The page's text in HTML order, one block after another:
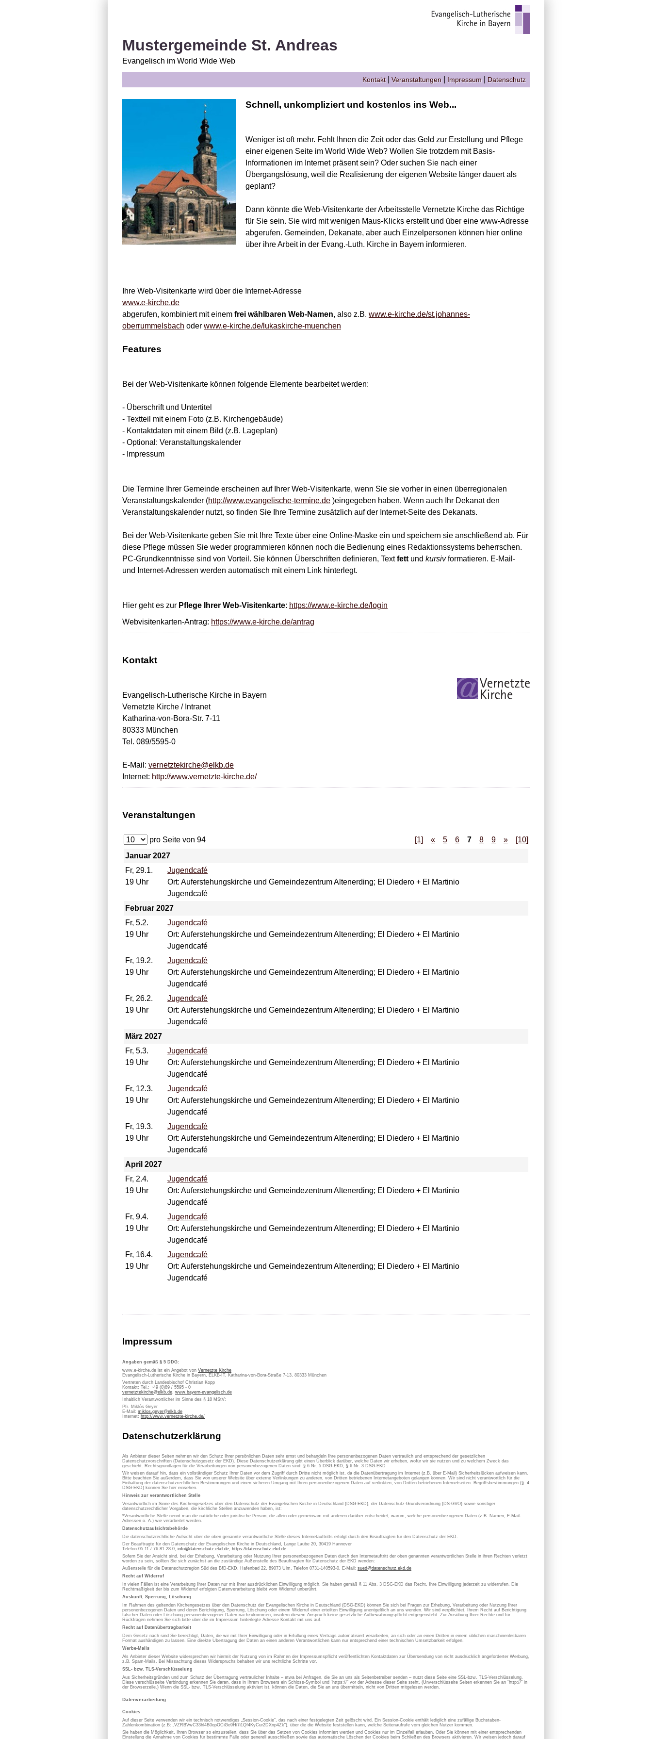
Mustergemeinde St. Andreas
Evangelisch im World Wide Web
Kontakt| Veranstaltungen Impressum Datenschutz
Schnell, unkompliziert und kostenlos ins Web...
Weniger ist oft mehr. Fehlt Ihnen die Zeit oder das Geld zur Erstellung und Pflege
einer eigenen Seite im World Wide Web? Wollen Sie trotzdem mit Basis-
Informationen im Internet präsent sein? Oder suchen Sie nach einer
Übergangslösung, weil die Realisierung der eigenen Website länger dauert als
geplant?
Dann könnte die Web-Visitenkarte der Arbeitsstelle Vernetzte Kirche das Richtige
für Sie sein. Sie wird mit wenigen Maus-Klicks erstellt und über eine www-Adresse
abgerufen. Gemeinden, Dekanate, aber auch Einzelpersonen können hier online
über ihre Arbeit in der Evang.-Luth. Kirche in Bayern informieren.
Ihre Web-Visitenkarte wird über die Internet-Adresse
www.e-kirche.de
abgerufen, kombiniert mit einem frei wählbaren Web-Namen, also z.B. www.e-kirche.de/st.johannes-
oberrummelsbach oder www.e-kirche.de/lukaskirche-muenchen
Features
Bei der Web-Visitenkarte können folgende Elemente bearbeitet werden:
- Überschrift und Untertitel
- Textteil mit einem Foto (z.B. Kirchengebäude)
- Kontaktdaten mit einem Bild (z.B. Lageplan)
- Optional: Veranstaltungskalender
- Impressum
Die Termine Ihrer Gemeinde erscheinen auf Ihrer Web-Visitenkarte, wenn Sie sie vorher in einen überregionalen
Veranstaltungskalender (http://www.evangelische-termine.de )eingegeben haben. Wenn auch Ihr Dekanat den
Veranstaltungskalender nutzt, so finden Sie Ihre Termine zusätzlich auf der Internet-Seite des Dekanats.
Bei der Web-Visitenkarte geben Sie mit Ihre Texte über eine Online-Maske ein und speichern sie anschließend ab. Für
diese Pflege müssen Sie weder programmieren können noch die Bedienung eines Redaktionssystems beherrschen.
PC-Grundkenntnisse sind von Vorteil. Sie können Überschriften definieren, Textfett und kursivformatieren. E-Mail-
und Internet-Adressen werden automatisch mit einem Link hinterlegt.
Hier geht es zur Pflege Ihrer Web-Visitenkarte: https://www.e-kirche.de/login
Webvisitenkarten-Antrag: https://www.e-kirche.de/antrag
Kontakt
Evangelisch-Lutherische Kirche in Bayern
Vernetzte Kirche / Intranet
Katharina-von-Bora-Str. 7-11
80333 München
Tel. 089/5595-0
E-Mail: vernetztekirche@elkb.de
Internet: http://www.vernetzte-kirche.de/
Veranstaltungen
pro Seite von 94 [1] « 5 6 7 8 9 »
[10]
Januar 2027
Fr, 29.1.
19 Uhr
Jugendcafé
Ort: Auferstehungskirche und Gemeindezentrum Altenerding; El Diedero + El Martinio
Jugendcafé
Februar 2027
Fr, 5.2.
19 Uhr
Jugendcafé
Ort: Auferstehungskirche und Gemeindezentrum Altenerding; El Diedero + El Martinio
Jugendcafé
Fr, 19.2.
19 Uhr
Jugendcafé
Ort: Auferstehungskirche und Gemeindezentrum Altenerding; El Diedero + El Martinio
Jugendcafé
Fr, 26.2.
19 Uhr
Jugendcafé
Ort: Auferstehungskirche und Gemeindezentrum Altenerding; El Diedero + El Martinio
Jugendcafé
März 2027
Fr, 5.3.
19 Uhr
Jugendcafé
Ort: Auferstehungskirche und Gemeindezentrum Altenerding; El Diedero + El Martinio
Jugendcafé
Fr, 12.3.
19 Uhr
Jugendcafé
Ort: Auferstehungskirche und Gemeindezentrum Altenerding; El Diedero + El Martinio
Jugendcafé
Fr, 19.3.
19 Uhr
Jugendcafé
Ort: Auferstehungskirche und Gemeindezentrum Altenerding; El Diedero + El Martinio
Jugendcafé
April 2027
Fr, 2.4.
19 Uhr
Jugendcafé
Ort: Auferstehungskirche und Gemeindezentrum Altenerding; El Diedero + El Martinio
Jugendcafé
Fr, 9.4.
19 Uhr
Jugendcafé
Ort: Auferstehungskirche und Gemeindezentrum Altenerding; El Diedero + El Martinio
Jugendcafé
Fr, 16.4.
19 Uhr
Jugendcafé
Ort: Auferstehungskirche und Gemeindezentrum Altenerding; El Diedero + El Martinio
Jugendcafé
Impressum
Angaben gemäß § 5 DDG:
www.e-kirche.de ist ein Angebot von Vernetzte Kirche
Evangelisch-Lutherische Kirche in Bayern, ELKB-IT, Katharina-von-Bora-Straße 7-13, 80333 München
Vertreten durch Landesbischof Christian Kopp
Kontakt: Tel.: +49 (0)89 / 5595 - 0
vernetztekirche@elkb.de, www.bayern-evangelisch.de
Inhaltlich Verantwortlicher im Sinne des § 18 MStV:
Pfr. Miklós Geyer
E-Mail: miklos.geyer@elkb.de
Internet: http://www.vernetzte-kirche.de/
Datenschutzerklärung
Als Anbieter dieser Seiten nehmen wir den Schutz Ihrer persönlichen Daten sehr ernst und behandeln Ihre personenbezogenen Daten vertraulich und entsprechend der gesetzlichen
Datenschutzvorschriften (Datenschutzgesetz der EKD). Diese Datenschutzerklärung gibt einen Überblick darüber, welche Daten wir erheben, wofür wir sie nutzen und zu welchem Zweck das
geschieht. Rechtsgrundlagen für die Verarbeitungen von personenbezogenen Daten sind: § 6 Nr. 5 DSG-EKD, § 6 Nr. 3 DSG-EKD
Wir weisen darauf hin, dass ein vollständiger Schutz Ihrer Daten vor dem Zugriff durch Dritte nicht möglich ist, da die Datenübertragung im Internet (z.B. über E-Mail) Sicherheitslücken aufweisen kann.
Bitte beachten Sie außerdem, dass Sie von unserer Website über externe Verlinkungen zu anderen, von Dritten betriebenen Internetangeboten gelangen können. Wir sind nicht verantwortlich für die
Einhaltung der datenschutzrechtlichen Bestimmungen und einen sicheren Umgang mit Ihren personenbezogenen Daten auf verlinkten, von Dritten betriebenen Internetseiten. Begriffsbestimmungen (§. 4
DSG-EKD) können Sie hier einsehen.
Hinweis zur verantwortlichen Stelle
Verantwortlich im Sinne des Kirchengesetzes über den Datenschutz der Evangelischen Kirche in Deutschland (DSG-EKD), der Datenschutz-Grundverordnung (DS-GVO) sowie sonstiger
datenschutzrechtlicher Vorgaben, die kirchliche Stellen anzuwenden haben, ist:
*Verantwortliche Stelle nennt man die natürliche oder juristische Person, die allein oder gemeinsam mit anderen darüber entscheidet, warum, welche personenbezogenen Daten (z.B. Namen, E-Mail-
Adressen o. Ä.) wie verarbeitet werden.
Datenschutzaufsichtsbehörde
Die datenschutzrechtliche Aufsicht über die oben genannte verantwortliche Stelle dieses Internetauftritts erfolgt durch den Beauftragten für den Datenschutz der EKD.
Der Beauftragte für den Datenschutz der Evangelischen Kirche in Deutschland, Lange Laube 20, 30419 Hannover
Telefon 05 11 / 76 81 28-0, info@datenschutz.ekd.de, https://datenschutz.ekd.de
Sofern Sie der Ansicht sind, bei der Erhebung, Verarbeitung oder Nutzung Ihrer personenbezogenen Daten durch den Internetauftritt der oben genannten verantwortlichen Stelle in ihren Rechten verletzt
worden zu sein, sollten Sie sich zunächst an die zuständige Außenstelle des Beauftragten für Datenschutz der EKD wenden:
Außenstelle für die Datenschutzregion Süd des BfD-EKD, Hafenbad 22, 89073 Ulm, Telefon 0731-140593-0, E-Mail: sued@datenschutz.ekd.de
Recht auf Widerruf
In vielen Fällen ist eine Verarbeitung Ihrer Daten nur mit Ihrer ausdrücklichen Einwilligung möglich. Sie haben gemäß § 11 Abs. 3 DSG-EKD das Recht, Ihre Einwilligung jederzeit zu widerrufen. Die
Rechtmäßigkeit der bis zum Widerruf erfolgten Datenverarbeitung bleibt vom Widerruf unberührt.
Auskunft, Sperrung, Löschung
Im Rahmen des geltenden Kirchengesetzes über den Datenschutz der Evangelischen Kirche in Deutschland (DSG-EKD) können Sie sich bei Fragen zur Erhebung, Verarbeitung oder Nutzung Ihrer
personenbezogenen Daten und deren Berichtigung, Sperrung, Löschung oder einem Widerruf einer erteilten Einwilligung unentgeltlich an uns wenden. Wir sind verpflichtet, Ihrem Recht auf Berichtigung
falscher Daten oder Löschung personenbezogener Daten nachzukommen, insofern diesem Anspruch keine gesetzliche Aufbewahrungspflicht entgegensteht. Zur Ausübung Ihrer Rechte und für
Rückfragen nehmen Sie sich bitte über die im Impressum hinterlegte Adresse Kontakt mit uns auf.
Recht auf Datenübertragbarkeit
Dem Gesetz nach sind Sie berechtigt, Daten, die wir mit Ihrer Einwilligung oder in Erfüllung eines Vertrags automatisiert verarbeiten, an sich oder an einen Dritten in einem üblichen maschinenlesbaren
Format aushändigen zu lassen. Eine direkte Übertragung der Daten an einen anderen Verantwortlichen kann nur entsprechend einer technischen Umsetzbarkeit erfolgen.
Werbe-Mails
Als Anbieter dieser Website widersprechen wir hiermit der Nutzung von im Rahmen der Impressumspflicht veröffentlichten Kontaktdaten zur Übersendung von nicht ausdrücklich angeforderter Werbung,
z.B. Spam-Mails. Bei Missachtung dieses Widerspruchs behalten wir uns rechtliche Schritte vor.
SSL- bzw. TLS-Verschlüsselung
Aus Sicherheitsgründen und zum Schutz der Übertragung vertraulicher Inhalte – etwa bei Anfragen, die Sie an uns als Seitenbetreiber senden – nutzt diese Seite eine SSL-bzw. TLS-Verschlüsselung.
Diese verschlüsselte Verbindung erkennen Sie daran, dass in Ihrem Browsers ein Schloss-Symbol und “https://” vor der Adresse dieser Seite steht. (Unverschlüsselte Seiten erkennen Sie an “http://” in
der Browserzeile.) Wenn die SSL- bzw. TLS-Verschlüsselung aktiviert ist, können die Daten, die Sie an uns übermitteln, nicht von Dritten mitgelesen werden.
Datenverarbeitung
Cookies
Auf dieser Seite verwenden wir ein technisch notwendiges „Session-Cookie“, das nach einer festgelegten Zeit gelöscht wird. Ein Session-Cookie enthält lediglich eine zufällige Buchstaben-
Zahlenkombination (z.B: „VZRBVwC33hl4B0opOCiGo9Hi7i1Qf4KyCur2DXnp4Zk“), über die die Website feststellen kann, welche Seitenaufrufe vom gleichen Nutzer kommen.
Sie haben die Möglichkeit, Ihren Browser so einzustellen, dass Sie über das Setzen von Cookies informiert werden und Cookies nur im Einzelfall erlauben. Oder Sie können mit einer entsprechenden
Einstellung die Annahme von Cookies für bestimmte Fälle oder generell ausschließen sowie das automatische Löschen der Cookies beim Schließen des Browsers aktivieren. Wir weisen jedoch darauf